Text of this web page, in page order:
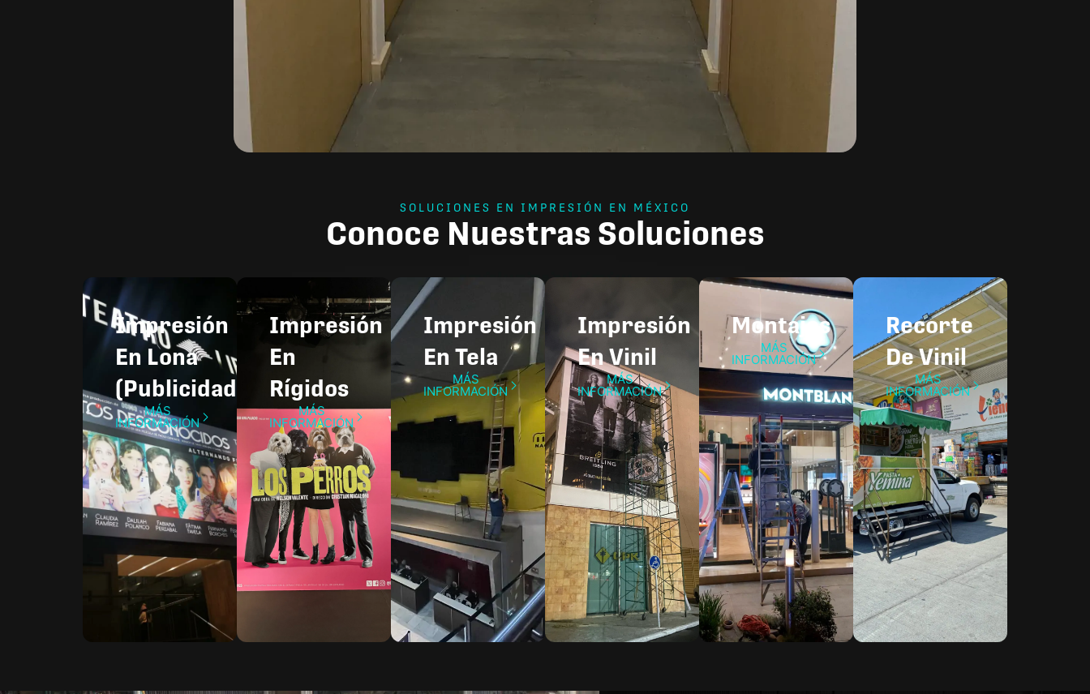
SOLUCIONES EN IMPRESIÓN EN MÉXICO
Conoce Nuestras Soluciones
Impresión
En Lona
(Publicidad)
MÁS
INFORMACIÓN
Impresión
En
Rígidos
MÁS
INFORMACIÓN
Impresión
En Tela
MÁS
INFORMACIÓN
Impresión
En Vinil
MÁS
INFORMACIÓN
Montajes
MÁS
INFORMACIÓN
Recorte
De Vinil
MÁS
INFORMACIÓN